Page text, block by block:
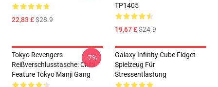
22,83 £$28.9
TP1405
19,67 £$24.9
Tokyo Revengers
Reißverschlusstasche: Chibi
Feature Tokyo Manji Gang
-7%
Galaxy Infinity Cube Fidget
Spielzeug Für
Stressentlastung